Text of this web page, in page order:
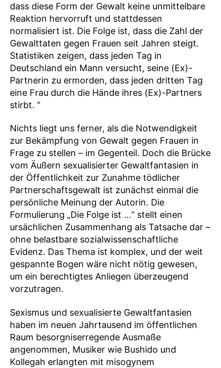
dass diese Form der Gewalt keine unmittelbare
Reaktion hervorruft und stattdessen
normalisiert ist. Die Folge ist, dass die Zahl der
Gewalttaten gegen Frauen seit Jahren steigt.
Statistiken zeigen, dass jeden Tag in
Deutschland ein Mann versucht, seine (Ex)-
Partnerin zu ermorden, dass jeden dritten Tag
eine Frau durch die Hände ihres (Ex)-Partners
stirbt. “
Nichts liegt uns ferner, als die Notwendigkeit
zur Bekämpfung von Gewalt gegen Frauen in
Frage zu stellen – im Gegenteil. Doch die Brücke
vom Äußern sexualisierter Gewaltfantasien in
der Öffentlichkeit zur Zunahme tödlicher
Partnerschaftsgewalt ist zunächst einmal die
persönliche Meinung der Autorin. Die
Formulierung „Die Folge ist …“ stellt einen
ursächlichen Zusammenhang als Tatsache dar –
ohne belastbare sozialwissenschaftliche
Evidenz. Das Thema ist komplex, und der weit
gespannte Bogen wäre nicht nötig gewesen,
um ein berechtigtes Anliegen überzeugend
vorzutragen.
Sexismus und sexualisierte Gewaltfantasien
haben im neuen Jahrtausend im öffentlichen
Raum besorgniserregende Ausmaße
angenommen, Musiker wie Bushido und
Kollegah erlangten mit misogynem